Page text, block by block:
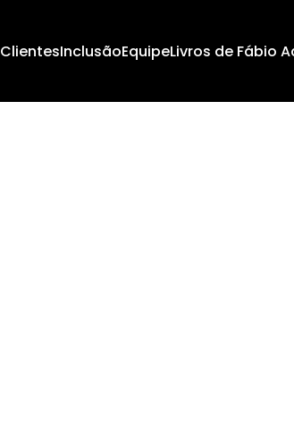
ClientesInclusãoEquipeLivros de Fábio